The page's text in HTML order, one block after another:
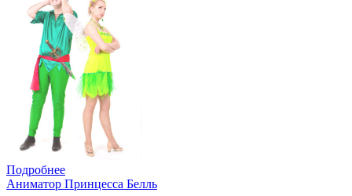
Подробнее
Аниматор Принцесса Белль